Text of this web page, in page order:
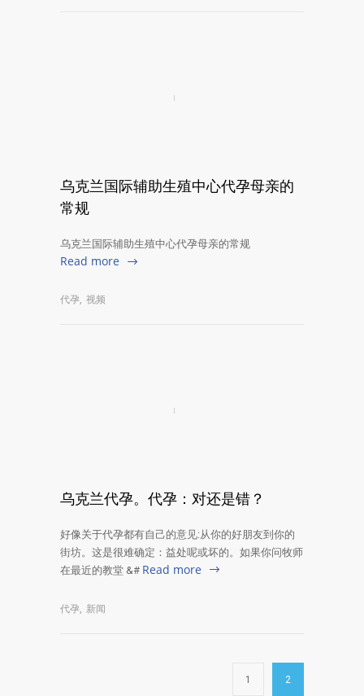
乌克兰国际辅助生殖中心代孕母亲的
常规
乌克兰国际辅助生殖中心代孕母亲的常规
Read more
代孕 视频
乌克兰代孕。代孕：对还是错？
好像关于代孕都有自己的意见:从你的好朋友到你的
街坊。这是很难确定：益处呢或坏的。如果你问牧师
在最近的教堂 &# Read more
代孕 新闻
1 2